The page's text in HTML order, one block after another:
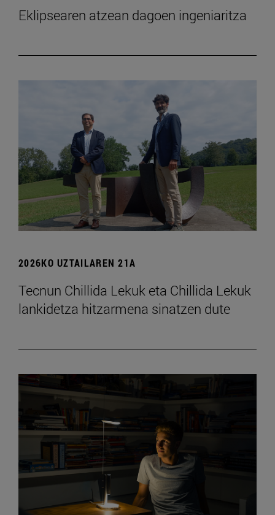
Eklipsearen atzean dagoen ingeniaritza
2026KO UZTAILAREN 21A
Tecnun Chillida Lekuk eta Chillida Lekuk
lankidetza hitzarmena sinatzen dute